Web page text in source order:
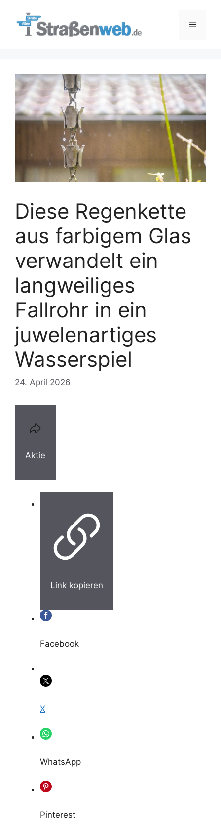
Menü
Diese Regenkette
aus farbigem Glas
verwandelt ein
langweiliges
Fallrohr in ein
juwelenartiges
Wasserspiel
24. April 2026
Aktie
Link kopieren
Facebook
X
WhatsApp
Pinterest